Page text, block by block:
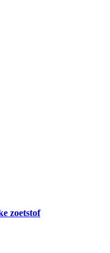
zoetstof